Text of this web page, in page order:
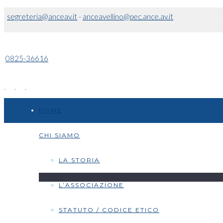
segreteria@anceav.it- anceavellino@pec.ance.av.it
0825-36616
CHI SIAMO
LA STORIA
L’ASSOCIAZIONE
STATUTO / CODICE ETICO